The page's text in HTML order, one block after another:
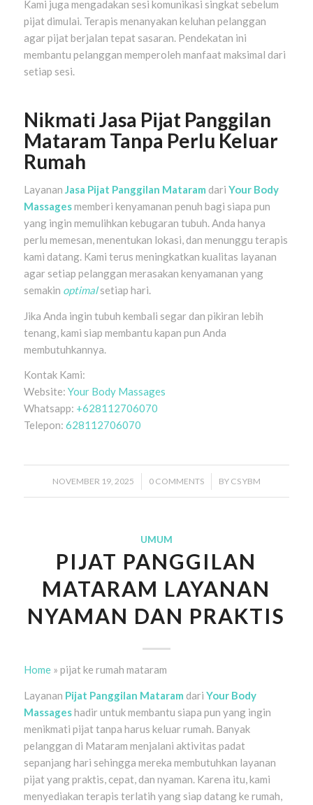
Kami juga mengadakan sesi komunikasi singkat sebelum
pijat dimulai. Terapis menanyakan keluhan pelanggan
agar pijat berjalan tepat sasaran. Pendekatan ini
membantu pelanggan memperoleh manfaat maksimal dari
setiap sesi.
Nikmati Jasa Pijat Panggilan
Mataram Tanpa Perlu Keluar
Rumah
Layanan Jasa Pijat Panggilan Mataram dari Your Body
Massagesmemberi kenyamanan penuh bagi siapa pun
yang ingin memulihkan kebugaran tubuh. Anda hanya
perlu memesan, menentukan lokasi, dan menunggu terapis
kami datang. Kami terus meningkatkan kualitas layanan
agar setiap pelanggan merasakan kenyamanan yang
semakin optimalsetiap hari.
Jika Anda ingin tubuh kembali segar dan pikiran lebih
tenang, kami siap membantu kapan pun Anda
membutuhkannya.
Kontak Kami:
Website: Your Body Massages
Whatsapp: +628112706070
Telepon: 628112706070
NOVEMBER 19, 2025
/ 0 COMMENTS
/ BY CS YBM
UMUM
PIJAT PANGGILAN
MATARAM LAYANAN
NYAMAN DAN PRAKTIS
Home» pijat ke rumah mataram
Layanan Pijat Panggilan Mataram dari Your Body
Massageshadir untuk membantu siapa pun yang ingin
menikmati pijat tanpa harus keluar rumah. Banyak
pelanggan di Mataram menjalani aktivitas padat
sepanjang hari sehingga mereka membutuhkan layanan
pijat yang praktis, cepat, dan nyaman. Karena itu, kami
menyediakan terapis terlatih yang siap datang ke rumah,